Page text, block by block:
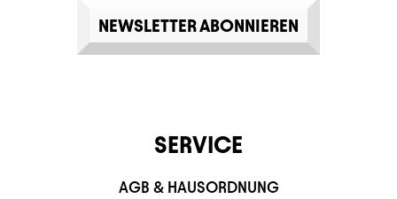
NEWSLETTER ABONNIEREN
SERVICE
AGB & HAUSORDNUNG